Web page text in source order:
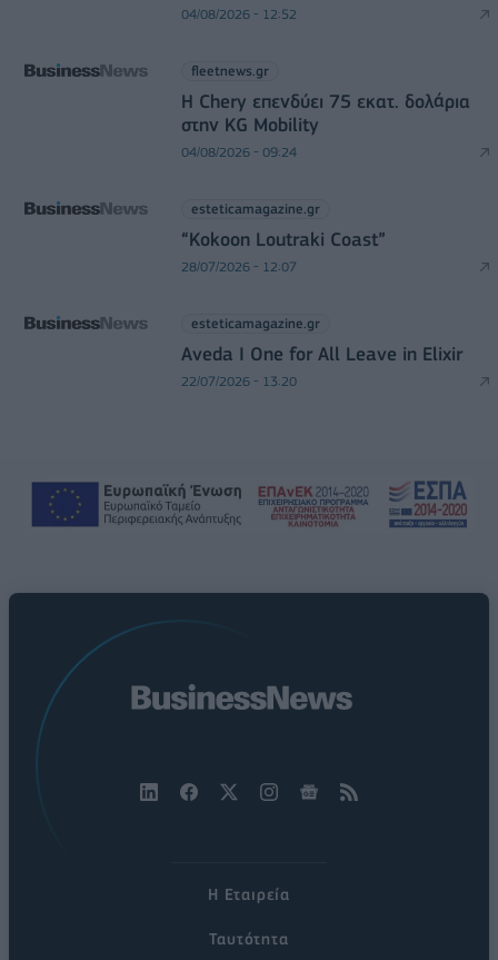
04/08/2026 - 12:52
fleetnews.gr
Η Chery επενδύει 75 εκατ. δολάρια
στην KG Mobility
04/08/2026 - 09:24
esteticamagazine.gr
“Kokoon Loutraki Coast”
28/07/2026 - 12:07
esteticamagazine.gr
Aveda I One for All Leave in Elixir
22/07/2026 - 13:20
Η Εταιρεία
Ταυτότητα